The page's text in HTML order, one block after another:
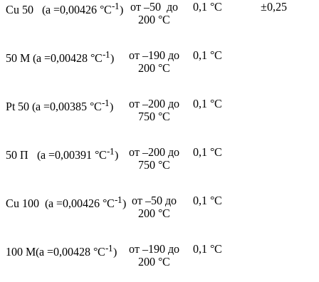
Cu 50 (a =0,00426 °С-1) от –50 до
200 °С
0,1 °С ±0,25
50 М (a =0,00428 °С-1)
от –190 до
200 °С
0,1 °С
Pt 50 (a =0,00385 °С-1)
от –200 до
750 °С
0,1 °С
50 П (a =0,00391 °С-1)
от –200 до
750 °С
0,1 °С
Cu 100 (a =0,00426 °С-1) от –50 до
200 °С
0,1 °С
100 М(a =0,00428 °С-1)
от –190 до
200 °С
0,1 °С